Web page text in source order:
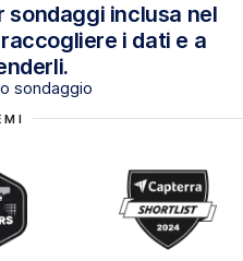
sondaggi inclusa nel
i dati e a
sondaggio